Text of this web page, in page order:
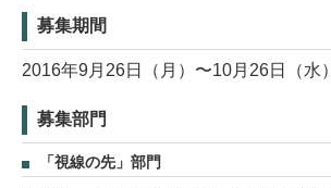
募集期間
2016年9月26日（月）〜10月26日（水）
募集部門
「視線の先」部門